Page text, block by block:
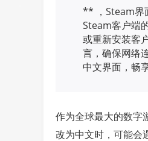
** ，Steam界
Steam客户端
或重新安装客
言，确保网络
中文界面，畅
作为全球最大的数字
改为中文时，可能会